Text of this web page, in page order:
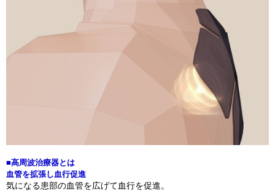
■高周波治療器とは
血管を拡張し血行促進
気になる患部の血管を広げて血行を促進。